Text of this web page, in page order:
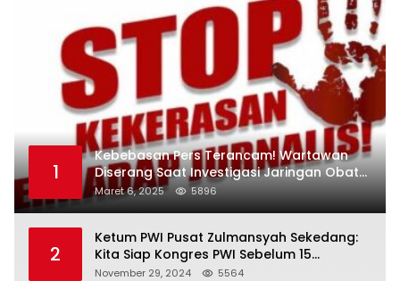
1
Kebebasan Pers Terancam! Wartawan
Diserang Saat Investigasi Jaringan Obat
Terlarang
Maret 6, 2025 5896
2
Ketum PWI Pusat Zulmansyah Sekedang:
Kita Siap Kongres PWI Sebelum 15
Desember 2024
November 29, 2024 5564